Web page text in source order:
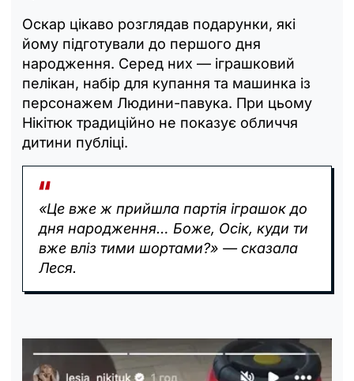
Оскар цікаво розглядав подарунки, які
йому підготували до першого дня
народження. Серед них — іграшковий
пелікан, набір для купання та машинка із
персонажем Людини-павука. При цьому
Нікітюк традиційно не показує обличчя
дитини публіці.
«Це вже ж прийшла партія іграшок до
дня народження… Боже, Осік, куди ти
вже вліз тими шортами?» — сказала
Леся.